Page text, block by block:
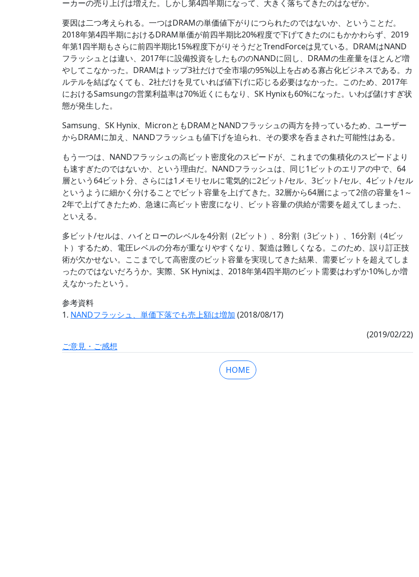
ーカーの売り上げは増えた。しかし第4四半期になって、大きく落ちてきたのはなぜか。
要因は二つ考えられる。一つはDRAMの単価値下がりにつられたのではないか、ということだ。
2018年第4四半期におけるDRAM単価が前四半期比20%程度で下げてきたのにもかかわらず、2019
年第1四半期もさらに前四半期比15%程度下がりそうだとTrendForceは見ている。DRAMはNAND
フラッシュとは違い、2017年に設備投資をしたもののNANDに回し、DRAMの生産量をほとんど増
やしてこなかった。DRAMはトップ3社だけで全市場の95%以上を占める寡占化ビジネスである。カ
ルテルを結ばなくても、2社だけを見ていれば値下げに応じる必要はなかった。このため、2017年
におけるSamsungの営業利益率は70%近くにもなり、SK Hynixも60%になった。いわば儲けすぎ状
態が発生した。
Samsung、SK Hynix、MicronともDRAMとNANDフラッシュの両方を持っているため、ユーザー
からDRAMに加え、NANDフラッシュも値下げを迫られ、その要求を呑まされた可能性はある。
もう一つは、NANDフラッシュの高ビット密度化のスピードが、これまでの集積化のスピードより
も速すぎたのではないか、という理由だ。NANDフラッシュは、同じ1ビットのエリアの中で、64
層という64ビット分、さらには1メモリセルに電気的に2ビット/セル、3ビット/セル、4ビット/セル
というように細かく分けることでビット容量を上げてきた。32層から64層によって2倍の容量を1～
2年で上げてきたため、急速に高ビット密度になり、ビット容量の供給が需要を超えてしまった、
といえる。
多ビット/セルは、ハイとローのレベルを4分割（2ビット）、8分割（3ビット）、16分割（4ビッ
ト）するため、電圧レベルの分布が重なりやすくなり、製造は難しくなる。このため、誤り訂正技
術が欠かせない。ここまでして高密度のビット容量を実現してきた結果、需要ビットを超えてしま
ったのではないだろうか。実際、SK Hynixは、2018年第4四半期のビット需要はわずか10%しか増
えなかったという。
参考資料
1. NANDフラッシュ、単価下落でも売上額は増加 (2018/08/17)
(2019/02/22)
ご意見・ご感想
HOME